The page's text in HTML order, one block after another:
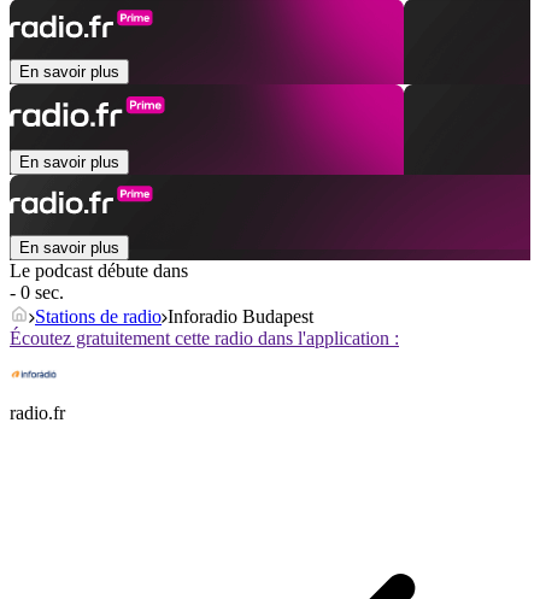
En savoir plus
En savoir plus
En savoir plus
Le podcast débute dans
- 0 sec.
Stations de radio Inforadio Budapest
Écoutez gratuitement cette radio dans l'application :
radio.fr